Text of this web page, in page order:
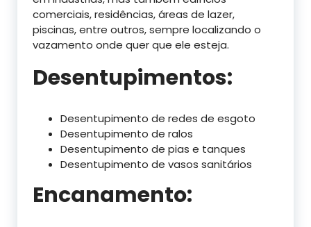
comerciais, residências, áreas de lazer,
piscinas, entre outros, sempre localizando o
vazamento onde quer que ele esteja.
Desentupimentos:
Desentupimento de redes de esgoto
Desentupimento de ralos
Desentupimento de pias e tanques
Desentupimento de vasos sanitários
Encanamento: